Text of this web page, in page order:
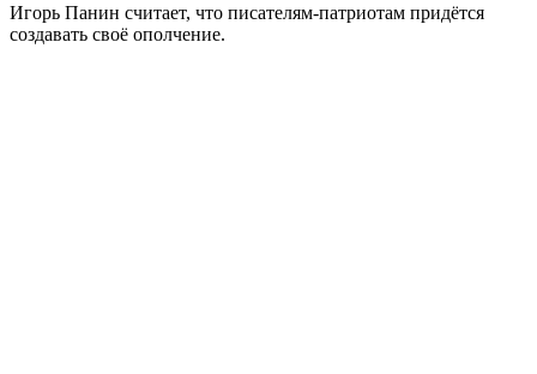
Игорь Панин считает, что писателям-патриотам придётся
создавать своё ополчение.